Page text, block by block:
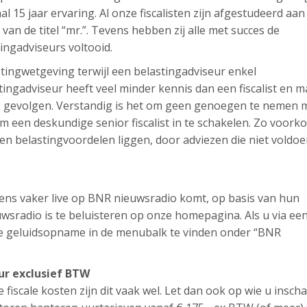
15 jaar ervaring. Al onze fiscalisten zijn afgestudeerd aan
de titel “mr.”. Tevens hebben zij alle met succes de
voltooid.
terwijl een belastingadviseur enkel
heeft veel minder kennis dan een fiscalist en
Verstandig is het om geen genoegen te nemen
een deskundige senior fiscalist in te schakelen. Zo
belastingvoordelen liggen, door adviezen die niet
vaker live op BNR nieuwsradio komt, op basis van hun
is te beluisteren op onze homepagina. Als u via
in de menubalk te vinden onder “BNR
exclusief BTW
kosten zijn dit vaak wel. Let dan ook op wie u